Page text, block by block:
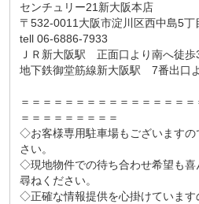
センチュリー21新大阪本店
〒532-0011大阪市淀川区西中島5丁
tell 06-6886-7933
ＪＲ新大阪駅 正面口より南へ徒歩
地下鉄御堂筋線新大阪駅 7番出口
＝＝＝＝＝＝＝＝＝＝＝＝＝＝＝
＝＝＝＝＝＝＝＝＝
◇お客様専用駐車場もございますの
さい。
◇現地物件での待ち合わせ希望も喜
尋ねください。
◇正確な情報提供を心掛けています